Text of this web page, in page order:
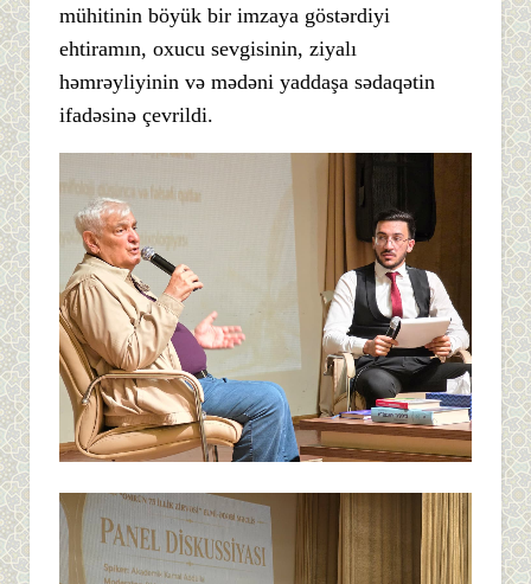
mühitinin böyük bir imzaya göstərdiyi
ehtiramın, oxucu sevgisinin, ziyalı
həmrəyliyinin və mədəni yaddaşa sədaqətin
ifadəsinə çevrildi.